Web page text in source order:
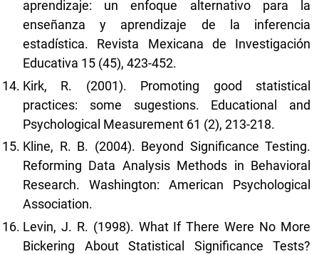
aprendizaje: un enfoque alternativo para la
enseñanza y aprendizaje de la inferencia
estadística. Revista Mexicana de Investigación
Educativa 15 (45), 423-452.
Kirk, R. (2001). Promoting good statistical
practices: some sugestions. Educational and
Psychological Measurement 61 (2), 213-218.
Kline, R. B. (2004). Beyond Significance Testing.
Reforming Data Analysis Methods in Behavioral
Research. Washington: American Psychological
Association.
Levin, J. R. (1998). What If There Were No More
Bickering About Statistical Significance Tests?